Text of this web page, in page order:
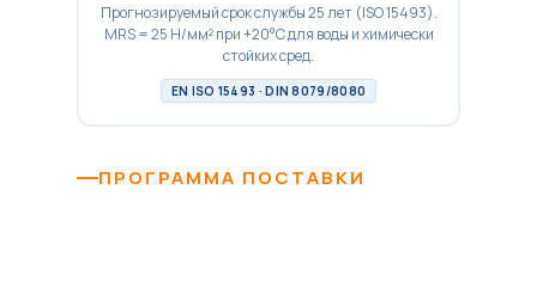
Прогнозируемый срок службы 25 лет (ISO 15493).
MRS = 25 Н/мм² при +20°C для воды и химически
стойких сред.
EN ISO 15493 · DIN 8079/8080
ПРОГРАММА ПОСТАВКИ